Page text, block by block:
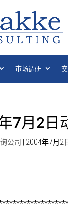
市场调研
7月2日
公司 2004年7月2